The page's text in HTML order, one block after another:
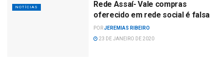
NOTÍCIAS
Rede Assaí- Vale compras
oferecido em rede social é falsa
PORJEREMIAS RIBEIRO
23 DE JANEIRO DE 2020